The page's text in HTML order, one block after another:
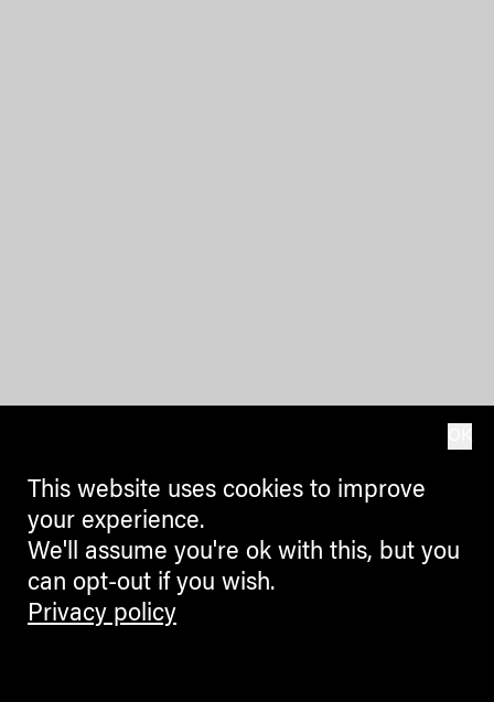
This website uses cookies to improve
your experience.
We'll assume you're ok with this, but you
can opt-out if you wish.
Privacy policy